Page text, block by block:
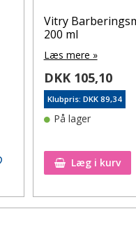
Tilføj til ønskeseddel
Vitry
200 ml
Læs mere »
DKK 105,10
Klubpris: DKK 89,34
På lager
Læg i kurv